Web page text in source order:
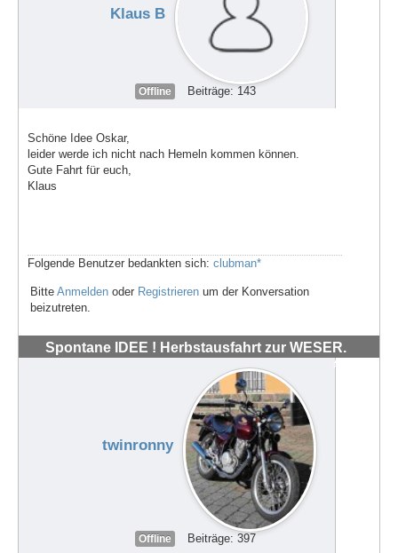
Klaus B
Offline Beiträge: 143
Schöne Idee Oskar,
leider werde ich nicht nach Hemeln kommen können.
Gute Fahrt für euch,
Klaus
Folgende Benutzer bedankten sich: clubman*
Bitte Anmelden oder Registrieren um der Konversation
beizutreten.
Spontane IDEE ! Herbstausfahrt zur WESER.
#72036
twinronny
Offline Beiträge: 397